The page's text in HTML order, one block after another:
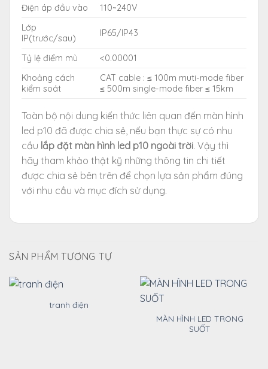
Điện áp đầu vào
110~240V
Lớp
IP(trước/sau)
IP65/IP43
Tỷ lệ điểm mù
<0.00001
Khoảng cách
kiểm soát
CAT cable : ≤ 100m muti-mode fiber
≤ 500m single-mode fiber ≤ 15km
Toàn bộ nội dung kiến thức liên quan đến màn hình
led p10 đã được chia sẻ, nếu bạn thực sự có nhu
cầu lắp đặt màn hình led p10 ngoài trời. Vậy thì
hãy tham khảo thật kỹ những thông tin chi tiết
được chia sẻ bên trên để chọn lựa sản phẩm đúng
với nhu cầu và mục đích sử dụng.
SẢN PHẨM TƯƠNG TỰ
tranh điện
MÀN HÌNH LED TRONG
SUỐT